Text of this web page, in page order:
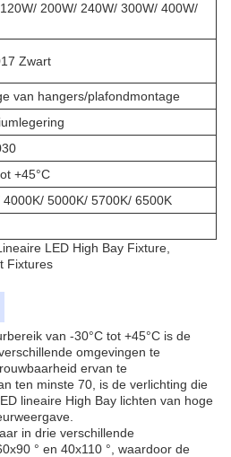
200W/ 240W/ 300W/ 400W/
Zwart
van hangers/plafondmontage
+45°C
4000K/ 5000K/ 5700K/ 6500K
LED High Bay Fixture,
Fixtures
van -30°C tot +45°C is de
omgevingen te
ervan te
ten minste 70, is de verlichting die
lineaire High Bay lichten van hoge
in drie verschillende
° en 40x110 °, waardoor de